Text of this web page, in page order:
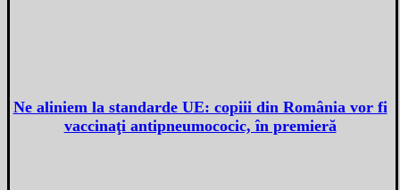
Ne aliniem la standarde UE: copiii din România vor fi
vaccinaţi antipneumococic, în premieră